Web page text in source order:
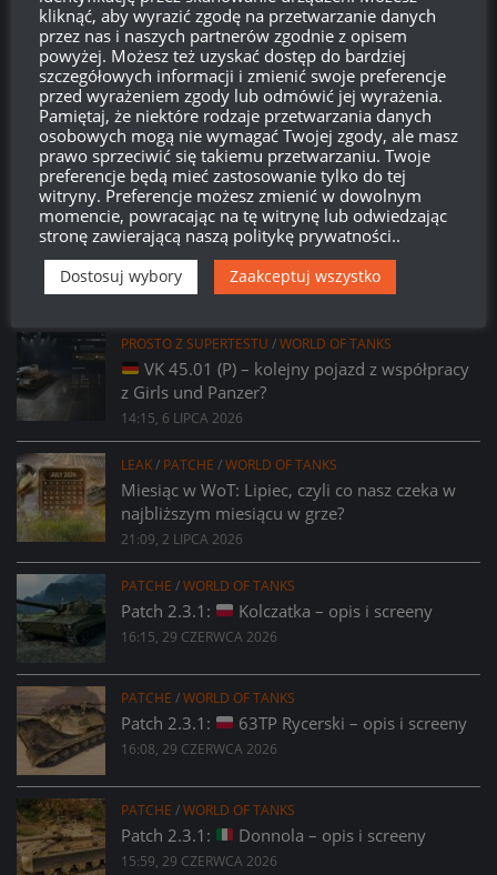
578
Dni
06
Godzin
05
Minut
26
Sekund
PROSTO Z SUPERTESTU/WORLD OF TANKS
Prsoto z Supertestu: Zmiany parametrów
AMX 29 Bélier
14:23, 6 LIPCA 2026
PROSTO Z SUPERTESTU /WORLD OF TANKS
VK 45.01 (P) – kolejny pojazd z współpracy
z Girls und Panzer?
14:15, 6 LIPCA 2026
LEAK/ PATCHE /WORLD OF TANKS
Miesiąc w WoT: Lipiec, czyli co nasz czeka w
najbliższym miesiącu w grze?
21:09, 2 LIPCA 2026
PATCHE /WORLD OF TANKS
Patch 2.3.1: Kolczatka – opis i screeny
16:15, 29 CZERWCA 2026
PATCHE /WORLD OF TANKS
Patch 2.3.1: 63TP Rycerski – opis i screeny
16:08, 29 CZERWCA 2026
PATCHE /WORLD OF TANKS
Patch 2.3.1: Donnola – opis i screeny
15:59, 29 CZERWCA 2026
kliknąć, aby wyrazić zgodę na przetwarzanie danych
przez nas i naszych partnerów zgodnie z opisem
powyżej. Możesz też uzyskać dostęp do bardziej
szczegółowych informacji i zmienić swoje preferencje
przed wyrażeniem zgody lub odmówić jej wyrażenia.
Pamiętaj, że niektóre rodzaje przetwarzania danych
osobowych mogą nie wymagać Twojej zgody, ale masz
prawo sprzeciwić się takiemu przetwarzaniu. Twoje
preferencje będą mieć zastosowanie tylko do tej
witryny. Preferencje możesz zmienić w dowolnym
momencie, powracając na tę witrynę lub odwiedzając
stronę zawierającą naszą politykę prywatności..
Dostosuj wybory Zaakceptuj wszystko